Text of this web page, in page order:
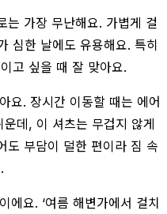
는 가장 무난해요. 가볍게 걸
심한 날에도 유용해요. 특히
고 싶을 때 잘 맞아요.
요. 장시간 이동할 때는 에어
데, 이 셔츠는 무겁지 않게
도 부담이 덜한 편이라 짐 속
이에요. ‘여름 해변가에서 걸치